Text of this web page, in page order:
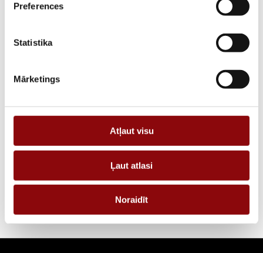
Preferences
Statistika
Mārketings
Atļaut visu
Ļaut atlasi
Noraidīt
PIEGĀDES LAIKS, JA PRECE NAV
12 nedēļas
APRAKSTS
PIEPRASĪT PIEDĀVĀJUMU
Informācija
IZMĒRI 20x20x10 cm
RAŽOTĀJS Energolukss